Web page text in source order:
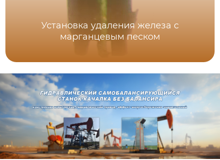
Установка удаления железа с
марганцевым песком